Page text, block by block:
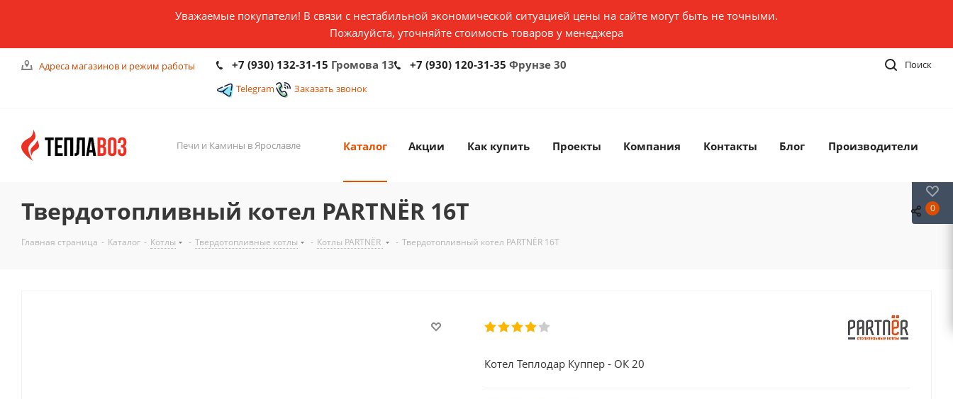
Уважаемые покупатели! В связи с нестабильной экономической ситуацией цены на сайте могут быть не точными.
Пожалуйста, уточняйте стоимость товаров у менеджера
Адреса магазинов и режим работы +7 (930) 132-31-15 Громова 13 +7 (930) 120-31-35 Фрунзе 30
Telegram Заказать звонок
Поиск
Печи и Камины в Ярославле Каталог Акции Как купить Проекты Компания Контакты Блог Производители
Твердотопливный котел PARTNЁR 16Т
Главная страница - Каталог - Котлы - Твердотопливные котлы - Котлы PARTNЁR - Твердотопливный котел PARTNЁR 16Т
Котел Теплодар Куппер - ОК 20
0